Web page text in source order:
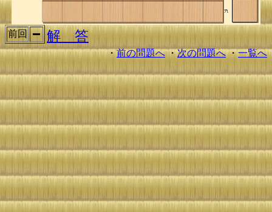
前回 解 答
・前の問題へ・次の問題へ・一覧へ